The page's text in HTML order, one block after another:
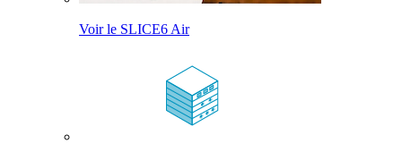
Voir le SLICE6 Air